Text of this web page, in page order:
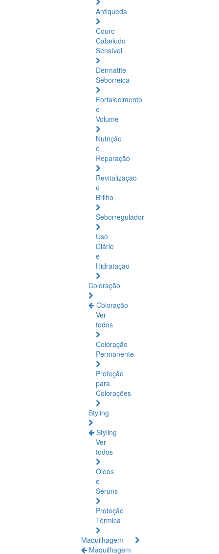
Antiqueda
Couro
Cabeludo
Sensível
Dermatite
Seborreica
Fortalecimento
e
Volume
Nutrição
e
Reparação
Revitalização
e
Brilho
Seborregulador
Uso
Diário
e
Hidratação
Coloração
Coloração
Ver
todos
Coloração
Permanente
Proteção
para
Colorações
Styling
Styling
Ver
todos
Óleos
e
Séruns
Proteção
Térmica
Maquilhagem
Maquilhagem